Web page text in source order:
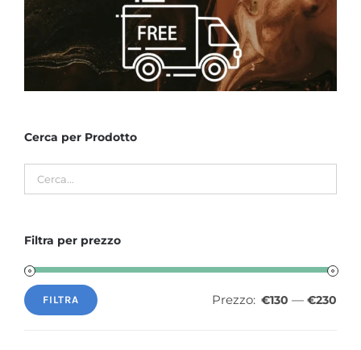
Cerca per Prodotto
Filtra per prezzo
Prezzo
Prezzo
FILTRA Prezzo: €130 — €230